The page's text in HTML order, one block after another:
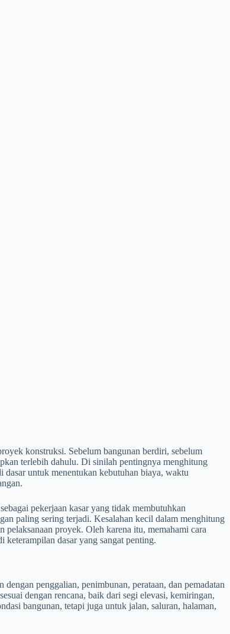
konstruksi. Sebelum bangunan berdiri, sebelum
terlebih dahulu. Di sinilah pentingnya menghitung
dasar untuk menentukan kebutuhan biaya, waktu
pekerjaan kasar yang tidak membutuhkan
paling sering terjadi. Kesalahan kecil dalam menghitung
pelaksanaan proyek. Oleh karena itu, memahami cara
keterampilan dasar yang sangat penting.
penggalian, penimbunan, perataan, dan pemadatan
dengan rencana, baik dari segi elevasi, kemiringan,
bangunan, tetapi juga untuk jalan, saluran, halaman,